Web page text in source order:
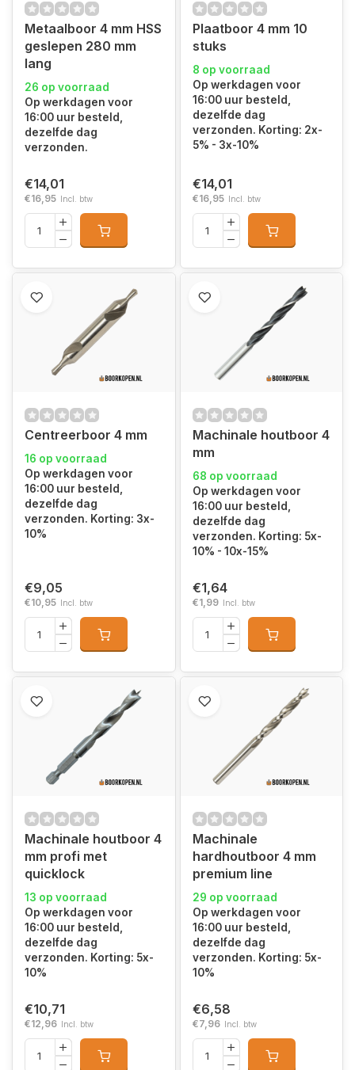
Metaalboor 4 mm HSS
geslepen 280 mm
lang
26 op voorraad
Op werkdagen voor
16:00 uur besteld,
dezelfde dag
verzonden.
€14,01
€16,95 Incl. btw
Plaatboor 4 mm 10
stuks
8 op voorraad
Op werkdagen voor
16:00 uur besteld,
dezelfde dag
verzonden. Korting: 2x-
5% - 3x-10%
€14,01
€16,95 Incl. btw
Centreerboor 4 mm
16 op voorraad
Op werkdagen voor
16:00 uur besteld,
dezelfde dag
verzonden. Korting: 3x-
10%
€9,05
€10,95 Incl. btw
Machinale houtboor 4
mm
68 op voorraad
Op werkdagen voor
16:00 uur besteld,
dezelfde dag
verzonden. Korting: 5x-
10% - 10x-15%
€1,64
€1,99 Incl. btw
Machinale houtboor 4
mm profi met
quicklock
13 op voorraad
Op werkdagen voor
16:00 uur besteld,
dezelfde dag
verzonden. Korting: 5x-
10%
€10,71
€12,96 Incl. btw
Machinale
hardhoutboor 4 mm
premium line
29 op voorraad
Op werkdagen voor
16:00 uur besteld,
dezelfde dag
verzonden. Korting: 5x-
10%
€6,58
€7,96 Incl. btw